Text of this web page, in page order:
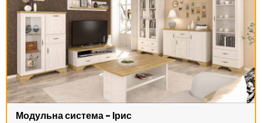
Модульна система - Ірис